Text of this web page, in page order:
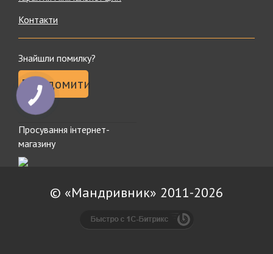
Контакти
Знайшли помилку?
Повідомити
Просування інтернет-
магазину
© «Мандривник» 2011-2026
КНОПКА
ЗВ'ЯЗКУ